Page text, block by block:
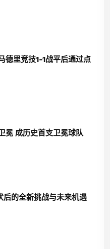
德里竞技1-1战平后通过点
冕 成历史首支卫冕球队
后的全新挑战与未来机遇